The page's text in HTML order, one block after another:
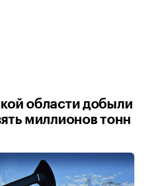
области добыли
миллионов тонн